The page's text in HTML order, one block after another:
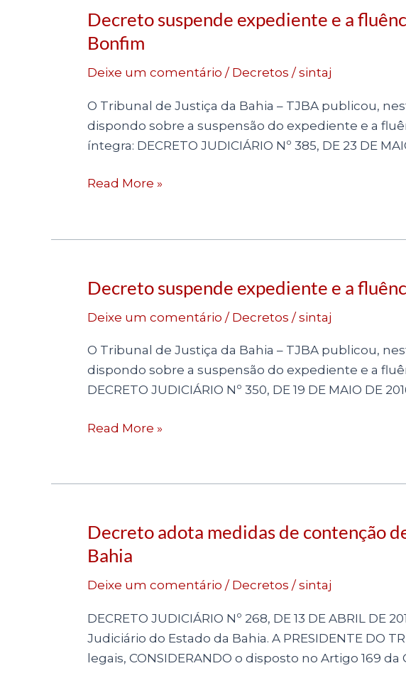
Decreto suspende expediente e a
Bonfim
Deixe um comentário / Decretos / sintaj
O Tribunal de Justiça da Bahia – TJBA publicou,
dispondo sobre a suspensão do expediente e a
íntegra: DECRETO JUDICIÁRIO Nº 385, DE 23 DE
Decreto
suspende
e
dos
prazos
processuais
de
Bonfim
Read More »
Decreto suspende expediente e a
Deixe um comentário / Decretos /sintaj
O Tribunal de Justiça da Bahia – TJBA publicou,
dispondo sobre a suspensão do expediente e a
DECRETO JUDICIÁRIO Nº 350, DE 19 DE MAIO DE
Decreto
expediente
e
a
fluência
prazos
Comarca
Alagoinhas
Read More »
Decreto adota medidas de contenção
Bahia
Deixe um comentário / Decretos / sintaj
DECRETO JUDICIÁRIO Nº 268, DE 13 DE ABRIL
Judiciário do Estado da Bahia. A PRESIDENTE DO
legais, CONSIDERANDO o disposto no Artigo 169
Decreto
adota
de
no